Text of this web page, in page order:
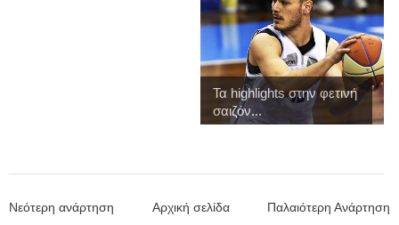
Τα highlights στην φετινή
σαιζόν...
Νεότερη ανάρτηση Παλαιότερη Ανάρτηση
Αρχική σελίδα